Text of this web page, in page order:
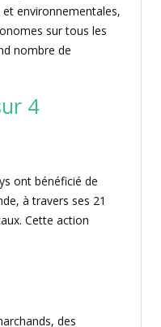
environnementales,
sur tous les
nombre de
4
ont bénéficié de
à travers ses 21
Cette action
des